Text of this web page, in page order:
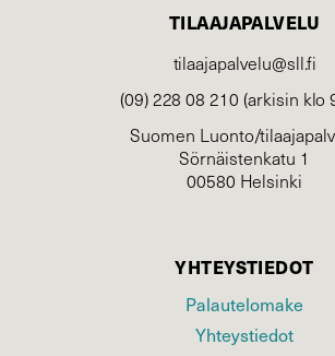
TILAAJAPALVELU
tilaajapalvelu@sll.fi
(09) 228 08 210 (arkisin klo
Suomen Luonto/
Sörnäistenkatu 1
00580 Helsinki
YHTEYSTIEDOT
Palautelomake
Yhteystiedot